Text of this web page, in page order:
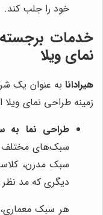
خود را جلب کند.
خدمات
نمای ویلا
هیرادانا به عنوان یک
زمینه طراحی نمای ویلا
طراحی نما به
سبک‌های مختلف
سبک مدرن،
دیگری که مد نظر
هر سبک